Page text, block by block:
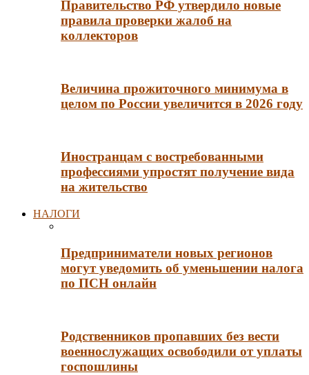
Правительство РФ утвердило новые
правила проверки жалоб на
коллекторов
Величина прожиточного минимума в
целом по России увеличится в 2026 году
Иностранцам с востребованными
профессиями упростят получение вида
на жительство
НАЛОГИ
Предприниматели новых регионов
могут уведомить об уменьшении налога
по ПСН онлайн
Родственников пропавших без вести
военнослужащих освободили от уплаты
госпошлины